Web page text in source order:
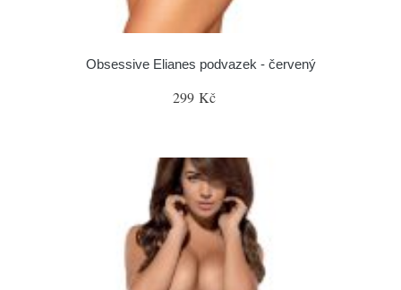
Obsessive Elianes podvazek - červený
299 Kč